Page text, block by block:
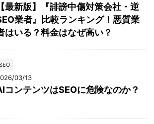
【最新版】『誹謗中傷対策会社・逆
業者』比較ランキング！悪質業
はいる？料金はなぜ高い？
03/13
コンテンツはSEOに危険なのか？